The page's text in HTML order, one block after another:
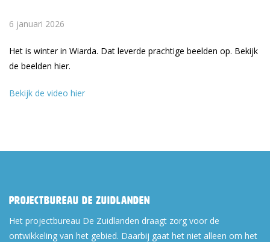
6 januari 2026
Het is winter in Wiarda. Dat leverde prachtige beelden op. Bekijk
de beelden hier.
Bekijk de video hier
Projectbureau De Zuidlanden
Het projectbureau De Zuidlanden draagt zorg voor de
ontwikkeling van het gebied. Daarbij gaat het niet alleen om het